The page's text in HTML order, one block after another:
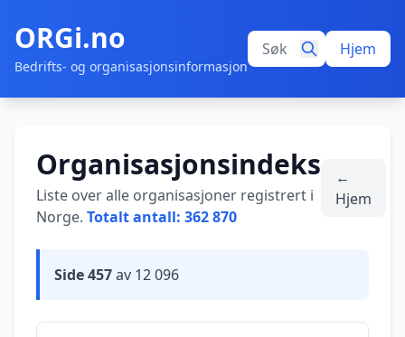
ORGi.no
Bedrifts- og organisasjonsinformasjon
Hjem
Organisasjonsindeks
Liste over alle organisasjoner registrert i
Norge. Totalt antall: 362 870
←
Hjem
Side 457av 12 096